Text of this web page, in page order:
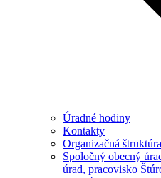
Úradné hodiny
Kontakty
Organizačná štruktúra
Spoločný obecný
úrad, pracovisko